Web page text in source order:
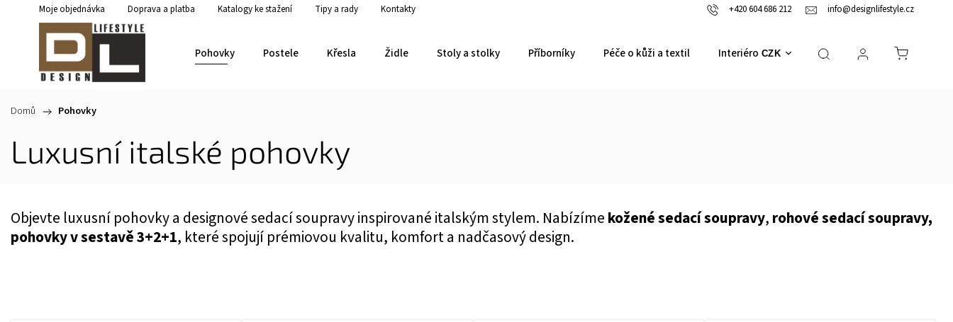
+420 604 686 212 info@designlifestyle.cz
Moje objednávka Doprava a platba Katalogy ke stažení Tipy a rady Kontakty
CZK
Pohovky Postele Křesla Židle Stoly a stolky Příborníky Péče o kůži a textil Interiérové doplňky
Domů / Pohovky
Luxusní italské pohovky
Objevte luxusní pohovky a designové sedací soupravy inspirované italským stylem. Nabízímekožené sedací soupravy,rohové sedací soupravy,
pohovky v sestavě 3+2+1, které spojují prémiovou kvalitu, komfort a nadčasový design.